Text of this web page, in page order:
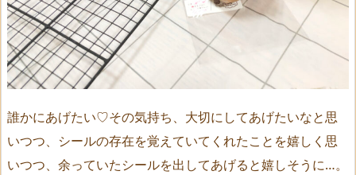
誰かにあげたい♡その気持ち、大切にしてあげたいなと思
いつつ、シールの存在を覚えていてくれたことを嬉しく思
いつつ、余っていたシールを出してあげると嬉しそうに…。